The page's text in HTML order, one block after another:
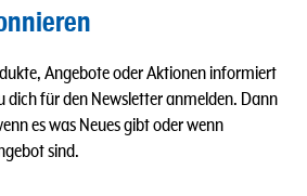
Angebote oder Aktionen informiert
dich für den Newsletter anmelden. Dann
es was Neues gibt oder wenn
sind.